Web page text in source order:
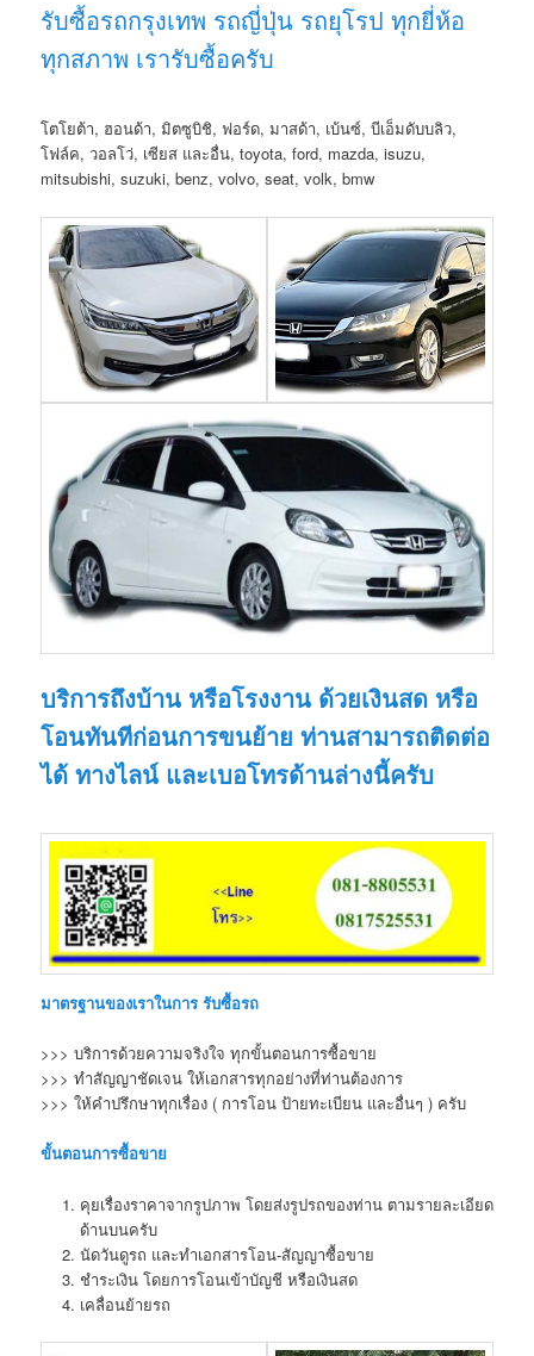
รับซื้อรถกรุงเทพ รถญี่ปุ่น รถยุโรป ทุกยี่ห้อ
ทุกสภาพ เรารับซื้อครับ
โตโยต้า, ฮอนด้า, มิตซูบิชิ, ฟอร์ด, มาสด้า, เบ้นซ์, บีเอ็มดับบลิว,
โฟล์ค, วอลโว่, เซียส และอื่น, toyota, ford, mazda, isuzu,
mitsubishi, suzuki, benz, volvo, seat, volk, bmw
บริการถึงบ้าน หรือโรงงาน ด้วยเงินสด หรือ
โอนทันทีก่อนการขนย้าย ท่านสามารถติดต่อ
ได้ ทางไลน์ และเบอโทรด้านล่างนี้ครับ
มาตรฐานของเราในการ รับซื้อรถ
>>> บริการด้วยความจริงใจ ทุกขั้นตอนการซื้อขาย
>>> ทำสัญญาชัดเจน ให้เอกสารทุกอย่างที่ท่านต้องการ
>>> ให้คำปรึกษาทุกเรื่อง ( การโอน ป้ายทะเบียน และอื่นๆ ) ครับ
ขั้นตอนการซื้อขาย
คุยเรื่องราคาจากรูปภาพ โดยส่งรูปรถของท่าน ตามรายละเอียด
ด้านบนครับ
นัดวันดูรถ และทำเอกสารโอน-สัญญาซื้อขาย
ชำระเงิน โดยการโอนเข้าบัญชี หรือเงินสด
เคลื่อนย้ายรถ